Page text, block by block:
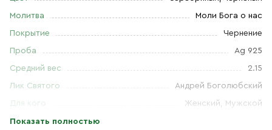
Молитва Моли Бога о нас
Покрытие Чернение
Проба Ag 925
Средний вес 2.15
Лик Святого Андрей Боголюбский
Для кого Женский, Мужской
Показать полностью